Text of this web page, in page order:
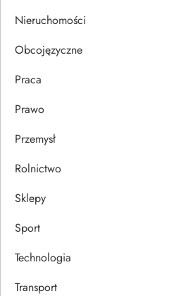
u
Nieruchomości
Obcojęzyczne
Praca
Prawo
Przemysł
Rolnictwo
Sklepy
Sport
Technologia
Transport